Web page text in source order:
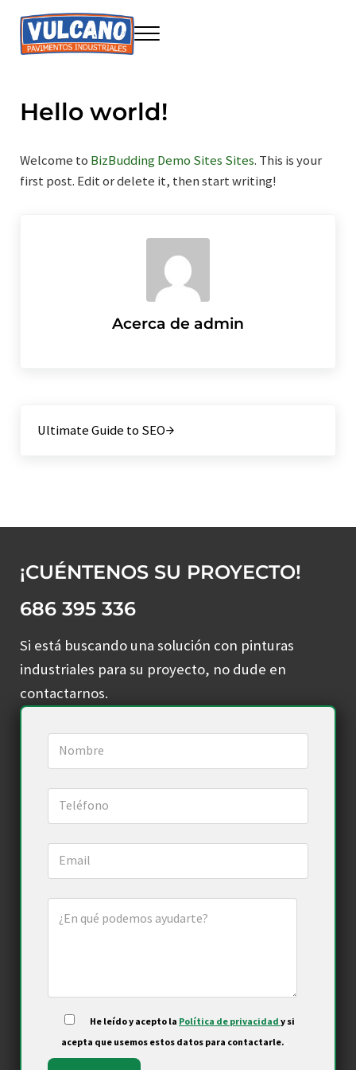
Saltar al contenido principal
Skip to header right navigation
Skip to site footer
Menu
Hello world!
Welcome to BizBudding Demo Sites Sites. This is your
first post. Edit or delete it, then start writing!
Acerca de admin
Ultimate Guide to SEO
¡CUÉNTENOS SU PROYECTO!
686 395 336
Si está buscando una solución con pinturas
industriales para su proyecto, no dude en
contactarnos.
He leído y acepto la Política de privacidady si
acepta que usemos estos datos para contactarle.